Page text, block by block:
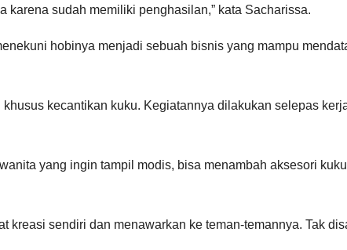
sudah memiliki penghasilan,” kata Sacharissa.
hobinya menjadi sebuah bisnis yang mampu
kecantikan kuku. Kegiatannya dilakukan selepas
yang ingin tampil modis, bisa menambah aksesori
kreasi sendiri dan menawarkan ke teman-temannya. Tak